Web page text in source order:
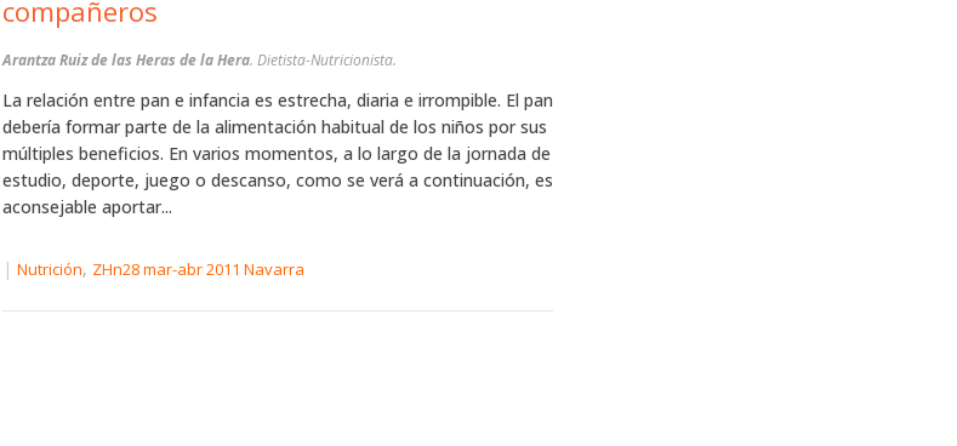
compañeros
Arantza Ruiz de las Heras de la Hera. Dietista-Nutricionista.
La relación entre pan e infancia es estrecha, diaria e irrompible. El pan
debería formar parte de la alimentación habitual de los niños por sus
múltiples beneficios. En varios momentos, a lo largo de la jornada de
estudio, deporte, juego o descanso, como se verá a continuación, es
aconsejable aportar...
| Nutrición, ZHn28 mar-abr 2011 Navarra